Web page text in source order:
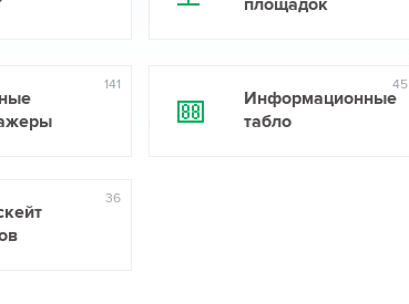
площадок
141
Информационные
табло
45
36